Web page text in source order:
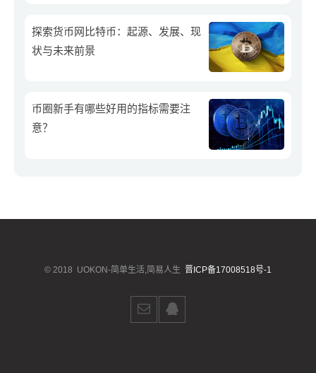
探索货币网比特币：起源、发展、现
状与未来前景
币圈新手有哪些好用的指标需要注
意？
© 2018 UOKON-简单生活,简易人生 晋ICP备17008518号-1